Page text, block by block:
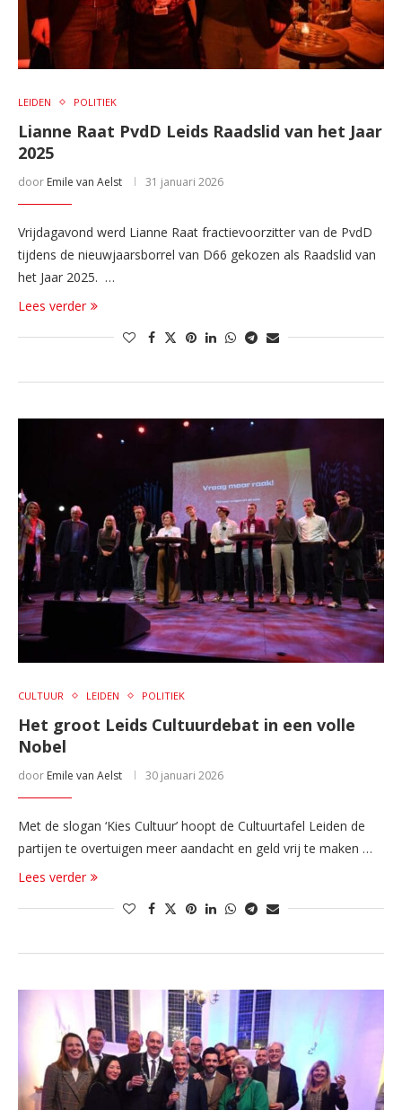
LEIDEN POLITIEK
Lianne Raat PvdD Leids Raadslid van het Jaar
2025
door Emile van Aelst 31 januari 2026
Vrijdagavond werd Lianne Raat fractievoorzitter van de PvdD
tijdens de nieuwjaarsborrel van D66 gekozen als Raadslid van
het Jaar 2025. …
Lees verder
CULTUUR LEIDEN POLITIEK
Het groot Leids Cultuurdebat in een volle
Nobel
door Emile van Aelst 30 januari 2026
Met de slogan ‘Kies Cultuur’ hoopt de Cultuurtafel Leiden de
partijen te overtuigen meer aandacht en geld vrij te maken …
Lees verder